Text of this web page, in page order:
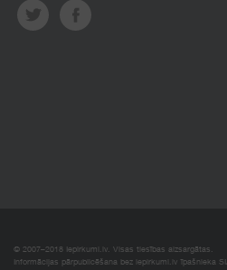
© 2007–2018 Iepirkumi.lv. Visas tiesības aizsargātas.
Informācijas pārpublicēšana bez iepirkumi.lv īpašnieka